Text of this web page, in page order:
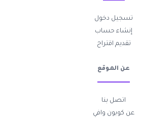
تسجيل دخول
إنشاء حساب
تقديم اقتراح
عن الموقع
اتصل بنا
عن كوبون وافي